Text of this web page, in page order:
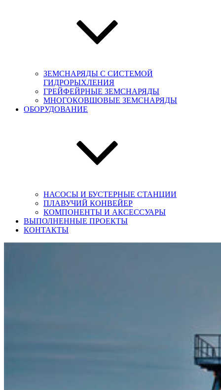
ЗЕМСНАРЯДЫ С СИСТЕМОЙ
ГИДРОРЫХЛЕНИЯ
ГРЕЙФЕЙРНЫЕ ЗЕМСНАРЯДЫ
МНОГОКОВШОВЫЕ ЗЕМСНАРЯДЫ
ОБОРУДОВАНИЕ
НАСОСЫ И БУСТЕРНЫЕ СТАНЦИИ
ПЛАВУЧИЙ КОНВЕЙЕР
КОМПОНЕНТЫ И АКСЕССУАРЫ
ВЫПОЛНЕННЫЕ ПРОЕКТЫ
КОНТАКТЫ